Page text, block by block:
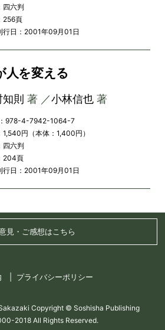
四六判
256頁
行日：2001年09月01日
人を変える
知則 著 ／小林信也著
978-4-7942-1064-7
1,540円（本体：1,400円）
四六判
204頁
行日：2001年09月01日
見・ご感想はこちら
プライバシーポリシー
Copyright © Soshisha Publishing
2018 All Rights Reserved.